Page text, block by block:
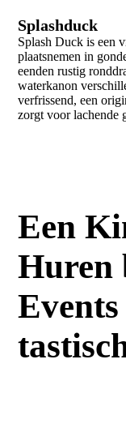
Splashduck
Splash Duck is een
plaatsnemen in
eenden rustig
waterkanon
verfrissend, een
zorgt voor lachende
Een
Huren